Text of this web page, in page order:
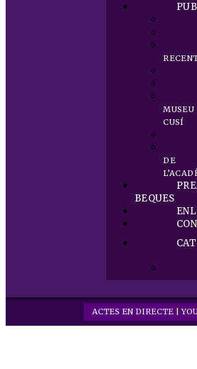
MUSEU
CUSÍ
DE
BEQUES
CAT
ACTES EN DIRECTE |